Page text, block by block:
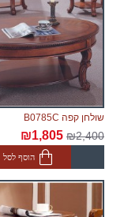
שולחן קפה B0785C
₪2,400
₪1,805
הוסף לסל